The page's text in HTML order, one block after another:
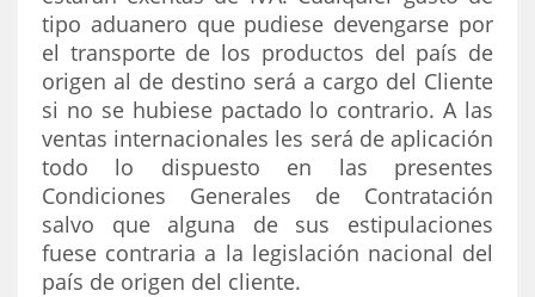
tipo aduanero que pudiese devengarse por
el transporte de los productos del país de
origen al de destino será a cargo del Cliente
si no se hubiese pactado lo contrario. A las
ventas internacionales les será de aplicación
todo lo dispuesto en las presentes
Condiciones Generales de Contratación
salvo que alguna de sus estipulaciones
fuese contraria a la legislación nacional del
país de origen del cliente.